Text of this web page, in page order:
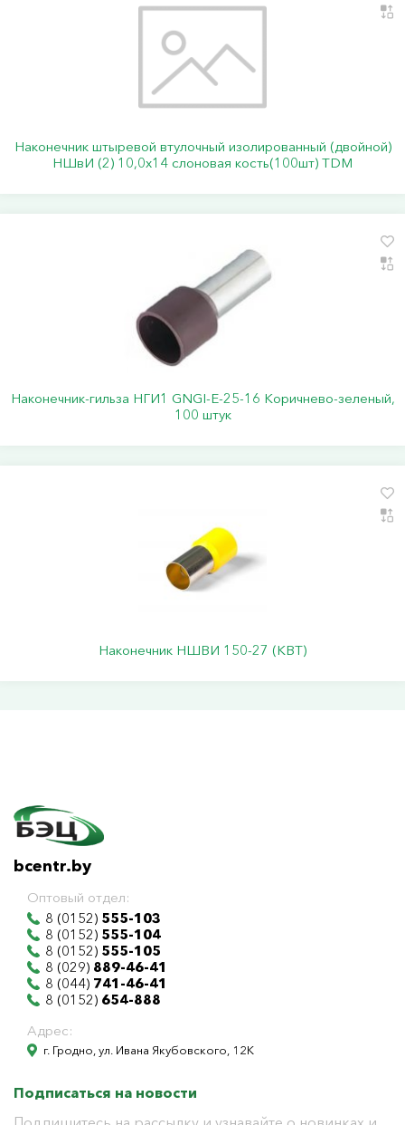
Наконечник штыревой втулочный изолированный (двойной)
НШвИ (2) 10,0х14 слоновая кость(100шт) TDM
Наконечник-гильза НГИ1 GNGI-E-25-16 Коричнево-зеленый,
100 штук
Наконечник НШВИ 150-27 (КВТ)
bcentr.by
Оптовый отдел:
8 (0152) 555-103
8 (0152) 555-104
8 (0152) 555-105
8 (029) 889-46-41
8 (044) 741-46-41
8 (0152) 654-888
Адрес:
г. Гродно, ул. Ивана Якубовского, 12К
Подписаться на новости